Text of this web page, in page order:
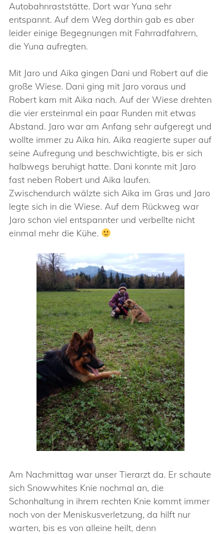
Autobahnraststätte. Dort war Yuna sehr
entspannt. Auf dem Weg dorthin gab es aber
leider einige Begegnungen mit Fahrradfahrern,
die Yuna aufregten.
Mit Jaro und Aika gingen Dani und Robert auf die
große Wiese. Dani ging mit Jaro voraus und
Robert kam mit Aika nach. Auf der Wiese drehten
die vier ersteinmal ein paar Runden mit etwas
Abstand. Jaro war am Anfang sehr aufgeregt und
wollte immer zu Aika hin. Aika reagierte super auf
seine Aufregung und beschwichtigte, bis er sich
halbwegs beruhigt hatte. Dani konnte mit Jaro
fast neben Robert und Aika laufen.
Zwischendurch wälzte sich Aika im Gras und Jaro
legte sich in die Wiese. Auf dem Rückweg war
Jaro schon viel entspannter und verbellte nicht
einmal mehr die Kühe.
Am Nachmittag war unser Tierarzt da. Er schaute
sich Snowwhites Knie nochmal an, die
Schonhaltung in ihrem rechten Knie kommt immer
noch von der Meniskusverletzung, da hilft nur
warten, bis es von alleine heilt, denn